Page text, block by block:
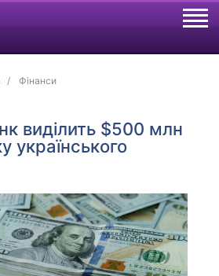
Фінанси
виділить $500 млн
українського